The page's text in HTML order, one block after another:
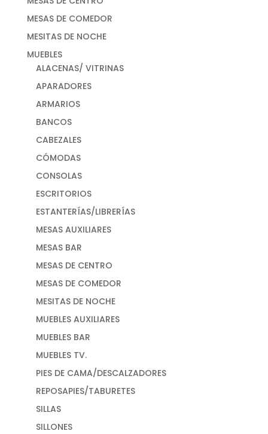
MESAS DE COMEDOR
MESITAS DE NOCHE
MUEBLES
ALACENAS/ VITRINAS
APARADORES
ARMARIOS
BANCOS
CABEZALES
CÓMODAS
CONSOLAS
ESCRITORIOS
ESTANTERÍAS/LIBRERÍAS
MESAS AUXILIARES
MESAS BAR
MESAS DE CENTRO
MESAS DE COMEDOR
MESITAS DE NOCHE
MUEBLES AUXILIARES
MUEBLES BAR
MUEBLES TV.
PIES DE CAMA/DESCALZADORES
REPOSAPIES/TABURETES
SILLAS
SILLONES